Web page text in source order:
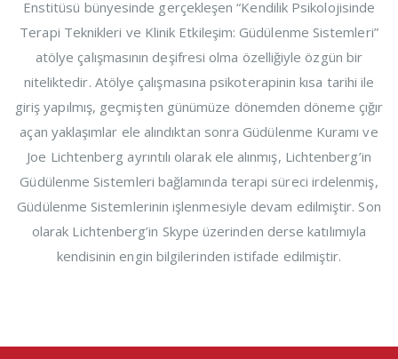
Enstitüsü bünyesinde gerçekleşen “Kendilik Psikolojisinde
Terapi Teknikleri ve Klinik Etkileşim: Güdülenme Sistemleri”
atölye çalışmasının deşifresi olma özelliğiyle özgün bir
niteliktedir. Atölye çalışmasına psikoterapinin kısa tarihi ile
giriş yapılmış, geçmişten günümüze dönemden döneme çığır
açan yaklaşımlar ele alındıktan sonra Güdülenme Kuramı ve
Joe Lichtenberg ayrıntılı olarak ele alınmış, Lichtenberg’in
Güdülenme Sistemleri bağlamında terapi süreci irdelenmiş,
Güdülenme Sistemlerinin işlenmesiyle devam edilmiştir. Son
olarak Lichtenberg’in Skype üzerinden derse katılımıyla
kendisinin engin bilgilerinden istifade edilmiştir.